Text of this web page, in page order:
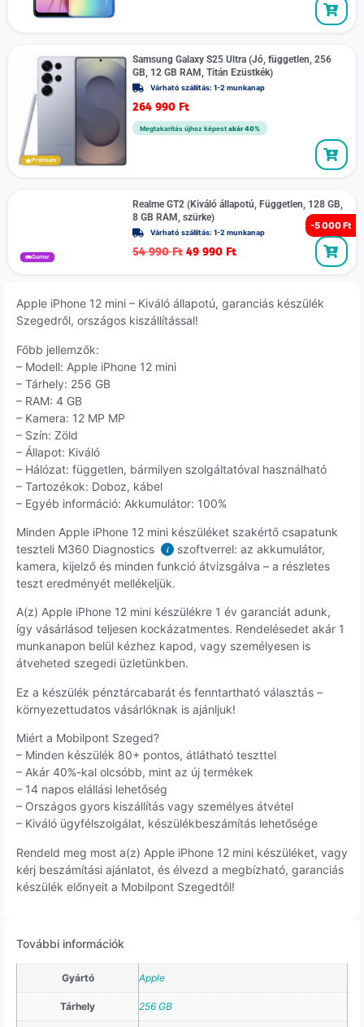
Prémium
Samsung Galaxy S25 Ultra (Jó, független, 256
GB, 12 GB RAM, Titán Ezüstkék)
Várható szállítás: 1-2 munkanap
264 990 Ft
Megtakarítás újhoz képest akár 40%
-5 000 Ft
Gamer
Realme GT2 (Kiváló állapotú, Független, 128 GB,
8 GB RAM, szürke)
Várható szállítás: 1-2 munkanap
54 990Ft 49 990 Ft
Apple iPhone 12 mini – Kiváló állapotú, garanciás készülék
Szegedről, országos kiszállítással!
Főbb jellemzők:
– Modell: Apple iPhone 12 mini
– Tárhely: 256 GB
– RAM: 4 GB
– Kamera: 12 MP MP
– Szín: Zöld
– Állapot: Kiváló
– Hálózat: független, bármilyen szolgáltatóval használható
– Tartozékok: Doboz, kábel
– Egyéb információ: Akkumulátor: 100%
Minden Apple iPhone 12 mini készüléket szakértő csapatunk
teszteli M360 Diagnostics
i
szoftverrel: az akkumulátor,
kamera, kijelző és minden funkció átvizsgálva – a részletes
teszt eredményét mellékeljük.
A(z) Apple iPhone 12 mini készülékre 1 év garanciát adunk,
így vásárlásod teljesen kockázatmentes. Rendelésedet akár 1
munkanapon belül kézhez kapod, vagy személyesen is
átveheted szegedi üzletünkben.
Ez a készülék pénztárcabarát és fenntartható választás –
környezettudatos vásárlóknak is ajánljuk!
Miért a Mobilpont Szeged?
– Minden készülék 80+ pontos, átlátható teszttel
– Akár 40%-kal olcsóbb, mint az új termékek
– 14 napos elállási lehetőség
– Országos gyors kiszállítás vagy személyes átvétel
– Kiváló ügyfélszolgálat, készülékbeszámítás lehetősége
Rendeld meg most a(z) Apple iPhone 12 mini készüléket, vagy
kérj beszámítási ajánlatot, és élvezd a megbízható, garanciás
készülék előnyeit a Mobilpont Szegedtől!
További információk
Gyártó Apple
Tárhely 256 GB